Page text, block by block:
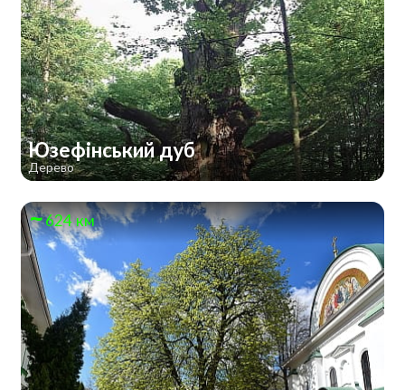
Юзефінський дуб
Дерево
624 км